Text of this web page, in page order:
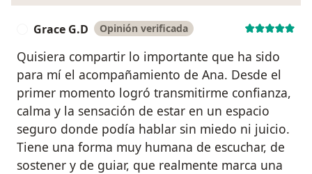
Grace G.D Opinión verificada
Quisiera compartir lo importante que ha sido
para mí el acompañamiento de Ana. Desde el
primer momento logró transmitirme confianza,
calma y la sensación de estar en un espacio
seguro donde podía hablar sin miedo ni juicio.
Tiene una forma muy humana de escuchar, de
sostener y de guiar, que realmente marca una